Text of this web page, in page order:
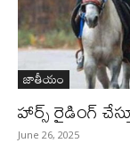
జాతీయం
హార్స్​ రైడింగ్​
June 26, 2025